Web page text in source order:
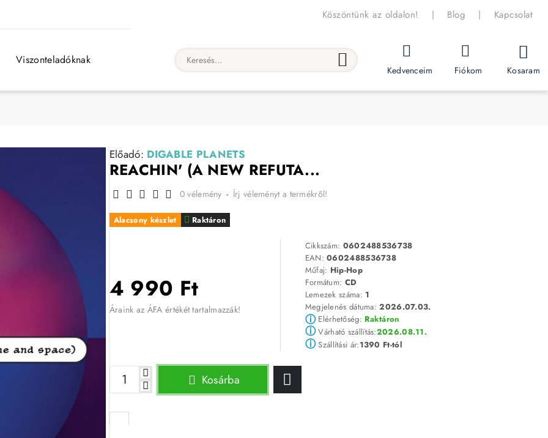
Köszöntünk az oldalon! | Blog | Kapcsolat
Viszonteladóknak Keresés...
Kedvenceim Fiókom Kosaram
Előadó: DIGABLE PLANETS
REACHIN' (A NEW REFUTA...
Raktáron
Alacsony készlet
0 vélemény - Írj véleményt a termékről!
4 990 Ft
Áraink az ÁFA értékét tartalmazzák!
Cikkszám: 0602488536738
EAN:0602488536738
Műfaj: Hip-Hop
Formátum: CD
Lemezek száma: 1
Megjelenés dátuma:2026.07.03.
ⓘElérhetőség: Raktáron
ⓘVárható szállítás:2026.08.11.
ⓘSzállítási ár:1390 Ft-tól
Kosárba